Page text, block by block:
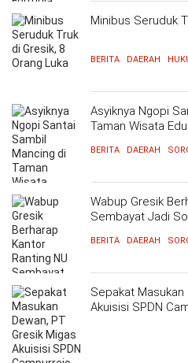
Minibus Seruduk
BERITA DAERAH
Asyiknya Ngopi
Taman Wisata
BERITA DAERAH
Wabup Gresik
Sembayat Jadi
BERITA DAERAH
Sepakat Masukan
Akuisisi SPDN